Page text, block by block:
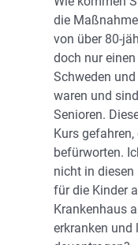
die
von über 80-
doch nur
Schweden
waren und
Senioren.
Kurs
befürworten.
nicht in diesen
für die Kinder
Krankenhaus
erkranken und